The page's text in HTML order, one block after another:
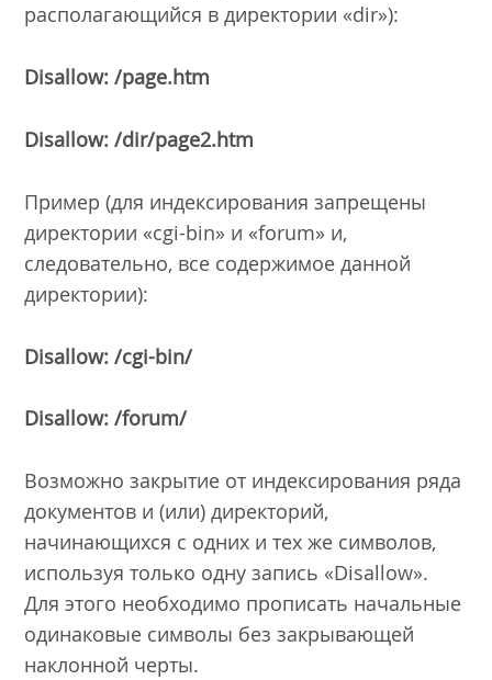
располагающийся в директории «dir»):
Disallow: /page.htm
Disallow: /dir/page2.htm
Пример (для индексирования запрещены
директории «cgi-bin» и «forum» и,
следовательно, все содержимое данной
директории):
Disallow: /cgi-bin/
Disallow: /forum/
Возможно закрытие от индексирования ряда
документов и (или) директорий,
начинающихся с одних и тех же символов,
используя только одну запись «Disallow».
Для этого необходимо прописать начальные
одинаковые символы без закрывающей
наклонной черты.